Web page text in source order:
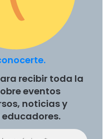
recibir toda la
eventos
noticias y